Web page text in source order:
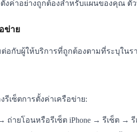
งค่าอย่างถูกต้องสำหรับแผนของคุณ ตั
ข่าย
อกับผู้ให้บริการที่ถูกต้องตามที่ระบุใน
เซ็ตการตั้งค่าเครือข่าย:
ถ่ายโอนหรือรีเซ็ต iPhone → รีเซ็ต → รี